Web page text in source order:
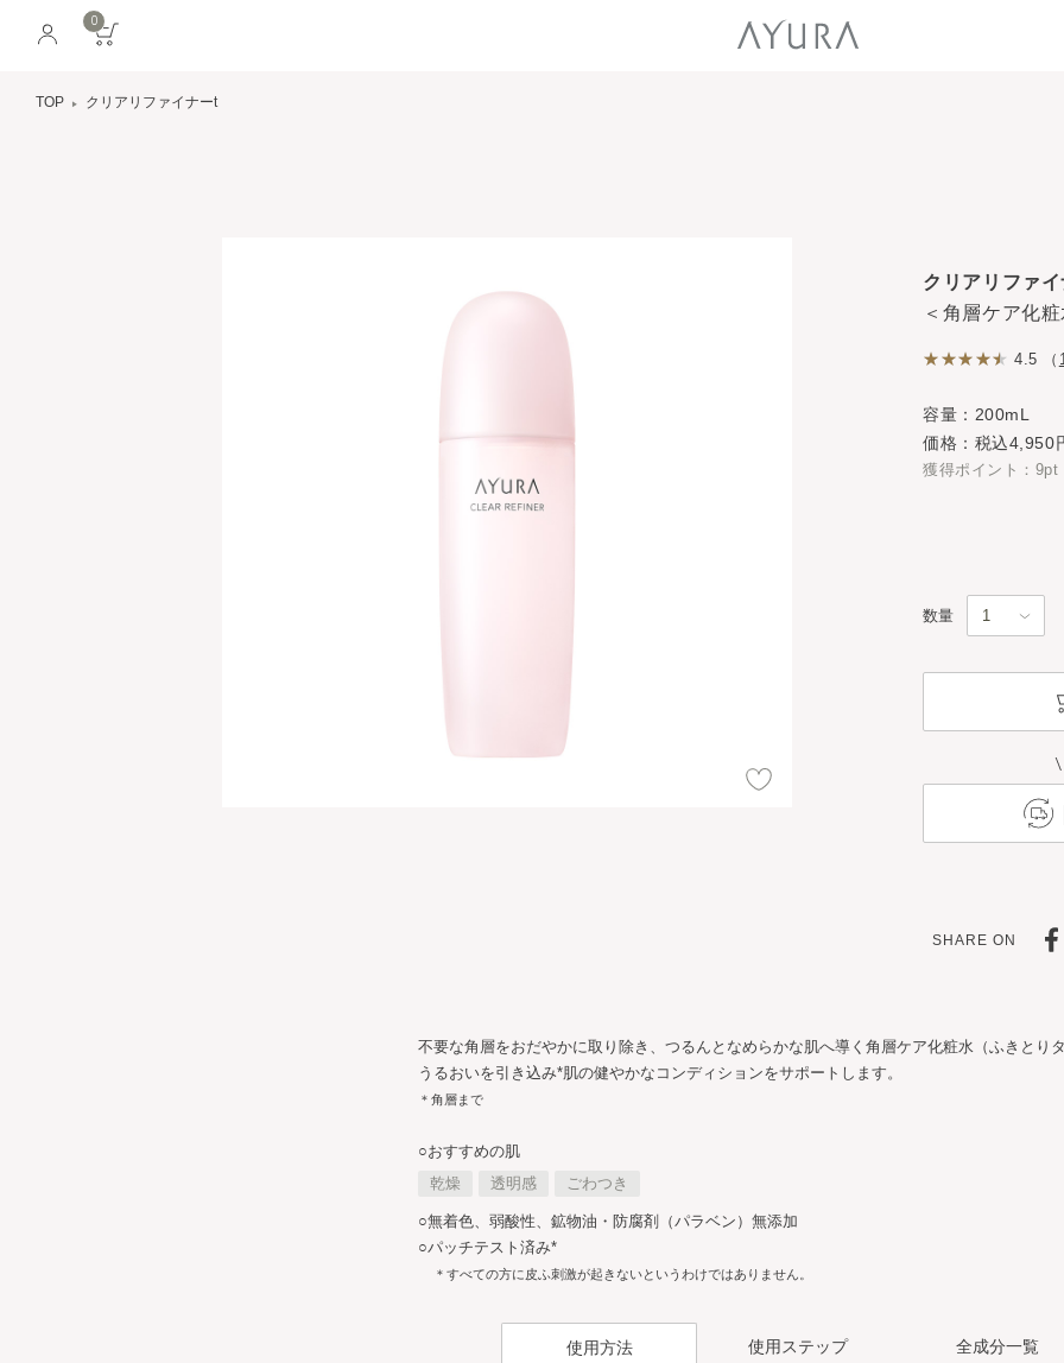
0
TOP クリアリファイナーt
クリアリファ
＜角層ケア化粧
4.5 （
不要な角層をおだやかに取り除き、つるんとなめらかな肌へ導く角層ケア化粧水（ふきとりタ
うるおいを引き込み*肌の健やかなコンディションをサポートします。
＊角層まで
○おすすめの肌
乾燥
透明感 ごわつき
○無着色、弱酸性、鉱物油・防腐剤（パラベン）無添加
○パッチテスト済み*
＊すべての方に皮ふ刺激が起きないというわけではありません。
容量：200mL
価格：税込4,950
獲得ポイント：9pt
数量
SHARE ON
使用方法 使用ステップ 全成分一覧